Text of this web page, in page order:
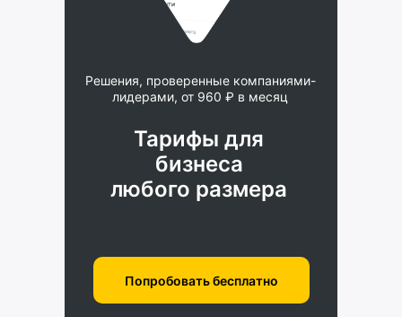
Тарифы для
бизнеса
любого размера
Попробовать бесплатно
Решения, проверенные компаниями-
лидерами, от 960 ₽ в месяц